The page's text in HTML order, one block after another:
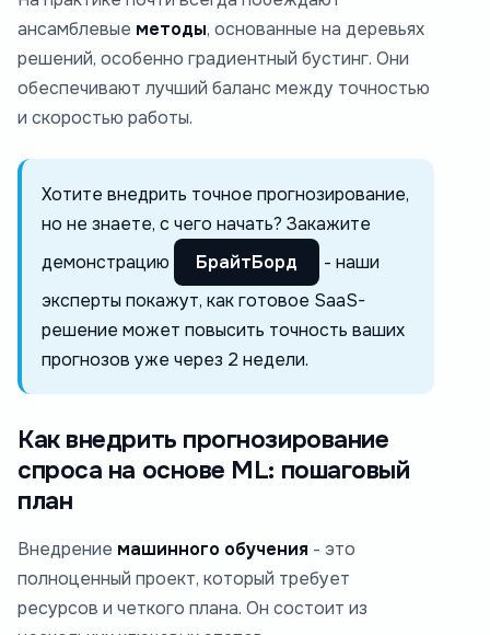
ансамблевые методы, основанные на деревьях
решений, особенно градиентный бустинг. Они
обеспечивают лучший баланс между точностью
и скоростью работы.
Хотите внедрить точное прогнозирование,
но не знаете, с чего начать? Закажите
демонстрацию
БрайтБорд
- наши
эксперты покажут, как готовое SaaS-
решение может повысить точность ваших
прогнозов уже через 2 недели.
Как внедрить прогнозирование
спроса на основе ML: пошаговый
план
Внедрение машинного обучения - это
полноценный проект, который требует
ресурсов и четкого плана. Он состоит из